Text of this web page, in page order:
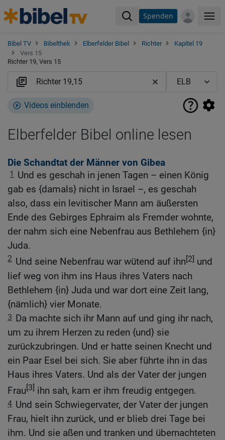
Spenden
Bibel TV Bibelthek Elberfelder Bibel Richter
Kapitel 19
Vers 15
Richter 19, Vers 15
Videos einblenden
Elberfelder Bibel online lesen
Die Schandtat der Männer von Gibea
1
Und es geschah in jenen Tagen – einen König
gab es {damals} nicht in Israel –, es geschah
also, dass ein levitischer Mann am äußersten
Ende des Gebirges Ephraim als Fremder wohnte,
der nahm sich eine Nebenfrau aus Bethlehem {in}
Juda.
2 Und seine Nebenfrau war wütend auf ihn[2] und
lief weg von ihm ins Haus ihres Vaters nach
Bethlehem {in} Juda und war dort eine Zeit lang,
{nämlich} vier Monate.
3 Da machte sich ihr Mann auf und ging ihr nach,
um zu ihrem Herzen zu reden {und} sie
zurückzubringen. Und er hatte seinen Knecht und
ein Paar Esel bei sich. Sie aber führte ihn in das
Haus ihres Vaters. Und als der Vater der jungen
Frau[3] ihn sah, kam er ihm freudig entgegen.
4 Und sein Schwiegervater, der Vater der jungen
Frau, hielt ihn zurück, und er blieb drei Tage bei
ihm. Und sie aßen und tranken und übernachteten